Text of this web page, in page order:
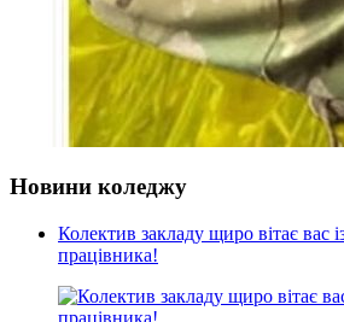
Новини коледжу
Колектив закладу щиро вітає вас
працівника!